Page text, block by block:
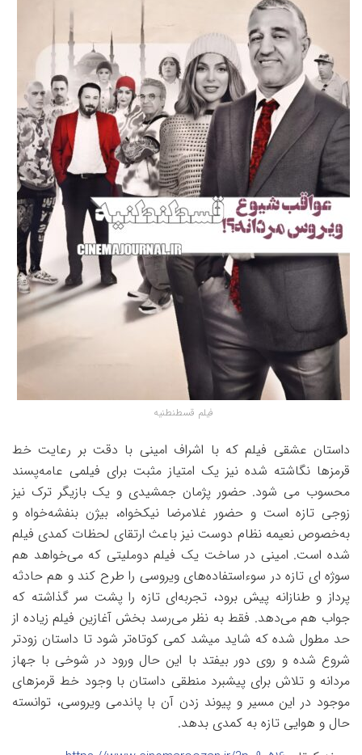
فیلم قسطنطنیه
داستان عشقی فیلم که با اشراف امینی با دقت بر رعایت خط
قرمزها نگاشته شده نیز یک امتیاز مثبت برای فیلمی عامه‌پسند
محسوب می شود. حضور پژمان جمشیدی و یک بازیگر ترک نیز
زوجی تازه است و حضور غلامرضا نیکخواه، بیژن بنفشه‌خواه و
به‌خصوص نعیمه نظام دوست نیز باعث ارتقای لحظات کمدی فیلم
شده است. امینی در ساخت یک فیلم دوملیتی که می‌خواهد هم
سوژه ای تازه در سوءاستفاده‌های ویروسی را طرح کند و هم حادثه
پرداز و طنازانه پیش برود، تجربه‌ای تازه را پشت سر گذاشته که
جواب هم می‌دهد. فقط به نظر می‌رسد بخش آغازین فیلم زیاده از
حد مطول شده که شاید میشد کمی کوتاه‌تر شود تا داستان زودتر
شروع شده و روی دور بیفتد با این حال ورود در شوخی با جهاز
مردانه و تلاش برای پیشبرد منطقی داستان با وجود خط قرمزهای
موجود در این مسیر و پیوند زدن آن با پاندمی ویروسی، توانسته
حال و هوایی تازه به کمدی بدهد.